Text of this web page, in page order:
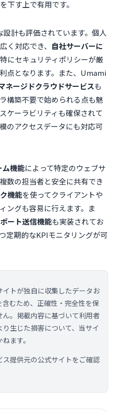
下す上で有用です。
計も評価されています。個人
く対応でき、 自社サーバーに
にセキュリティポリシーが厳
点となります。また、Umami
ネージドクラウドサービスも
構築不要で始められる点も魅
ケーラビリティも確保されて
のアクセスデータにも対応可
ム機能によって特定のウェブサ
数の担当者と安全に共有でき
機能を使ってクライアントや
ングも容易に行えます。ま
ート送信機能も実装されてお
定期的なKPIモニタリングが可
トが独自に収集したデータお
むため、正確性・完全性を保
。掲載内容に基づいて利用者
生じた損害について、当サイ
ます。
提供元の公式サイトをご確認